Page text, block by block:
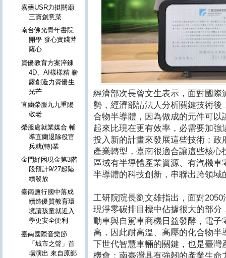
經濟部次長曾文生表示，面對國
勢，經濟部請法人分析關鍵技術
合物半導體，因為做成的元件可
起來比現在更有效率，必需要加
投入新的計畫來發展這些技術；
產業轉型，臺南很適合讓這些核
區域有半導體產業資源、有汽機
半導體的科技創新，串聯出跨領
工研院院長劉文雄指出，面對
現淨零碳排目標中佔據很大的部
動車與自駕車商機日益發酵，電
高，因此耐高溫、高壓的化合物
下世代智慧車輛的關鍵，也是臺
機會；南臺灣具有強韌的產業生
嘉藥USR力挺關廟
三寶創意菜
南台佛光青年書院
開學 發心實踐菩
薩心
資優教育方案淬鍊
4D、AI樣樣精 嶄
露創造力資優生
光芒
宜蘭榮服九九重陽
敬老
榮服處就業媒合 輔
導宜蘭退除役官
兵就(轉)業
金門紓困現金第3階
段預計9/27起陸
續發放
臺南鹽行國中落成
續造優質教育環
境讓孩童就近入
學更安全便利
臺南國際音樂節
「城市之聲」首
場演出 來自原鄉